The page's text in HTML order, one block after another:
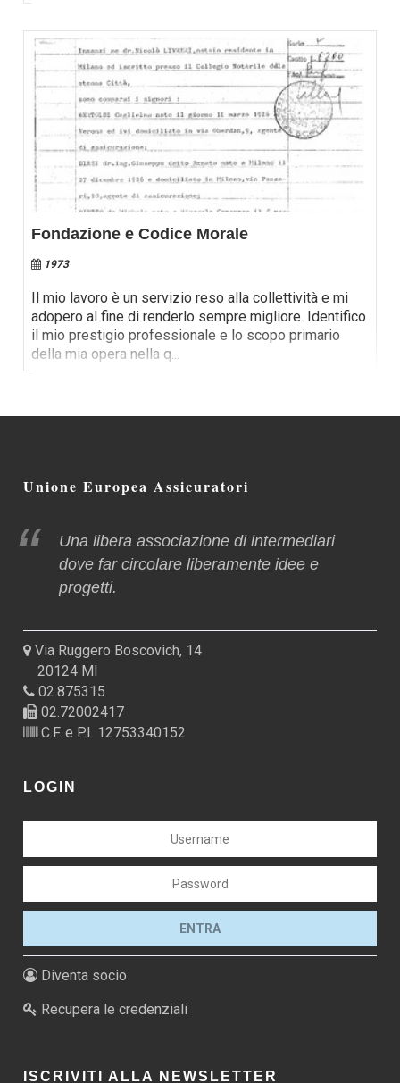
Fondazione e Codice Morale
1973
Il mio lavoro è un servizio reso alla collettività e mi
adopero al fine di renderlo sempre migliore. Identifico
il mio prestigio professionale e lo scopo primario
della mia opera nella q...
Unione Europea Assicuratori
Una libera associazione di intermediari
dove far circolare liberamente idee e
progetti.
Via Ruggero Boscovich, 14
20124 MI
02.875315
02.72002417
C.F. e P.I. 12753340152
LOGIN
Diventa socio
Recupera le credenziali
ISCRIVITI ALLA NEWSLETTER